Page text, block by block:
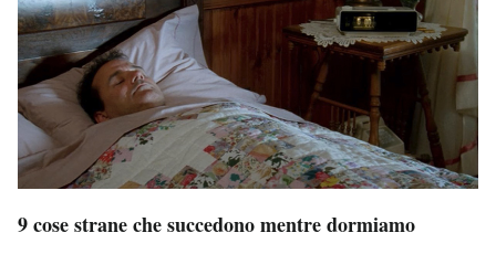
9 cose strane che succedono mentre dormiamo